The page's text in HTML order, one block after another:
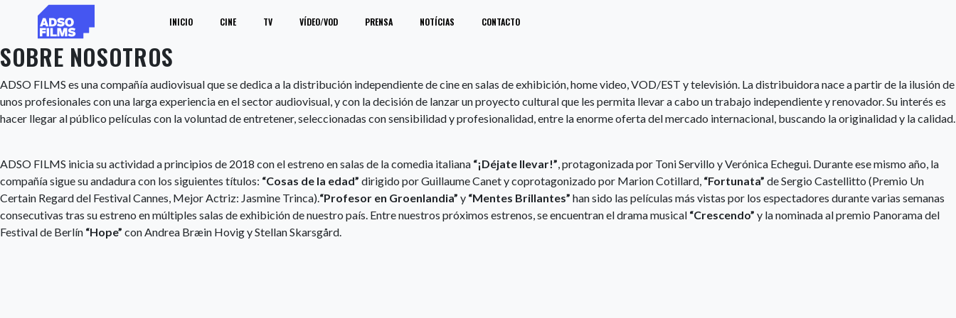
INICIO CINE TV VÍDEO/VOD PRENSA NOTÍCIAS CONTACTO
SOBRE NOSOTROS
ADSO FILMS es una compañía audiovisual que se dedica a la distribución independiente de cine en salas de exhibición, home video, VOD/EST y televisión. La distribuidora nace a partir de la ilusión de
unos profesionales con una larga experiencia en el sector audiovisual, y con la decisión de lanzar un proyecto cultural que les permita llevar a cabo un trabajo independiente y renovador. Su interés es
hacer llegar al público películas con la voluntad de entretener, seleccionadas con sensibilidad y profesionalidad, entre la enorme oferta del mercado internacional, buscando la originalidad y la calidad.
ADSO FILMS inicia su actividad a principios de 2018 con el estreno en salas de la comedia italiana “¡Déjate llevar!”, protagonizada por Toni Servillo y Verónica Echegui. Durante ese mismo año, la
compañía sigue su andadura con los siguientes títulos: “Cosas de la edad” dirigido por Guillaume Canet y coprotagonizado por Marion Cotillard, “Fortunata” de Sergio Castellitto (Premio Un
Certain Regard del Festival Cannes, Mejor Actriz: Jasmine Trinca).“Profesor en Groenlandia” y “Mentes Brillantes” han sido las películas más vistas por los espectadores durante varias semanas
consecutivas tras su estreno en múltiples salas de exhibición de nuestro país. Entre nuestros próximos estrenos, se encuentran el drama musical “Crescendo” y la nominada al premio Panorama del
Festival de Berlín “Hope” con Andrea Bræin Hovig y Stellan Skarsgård.